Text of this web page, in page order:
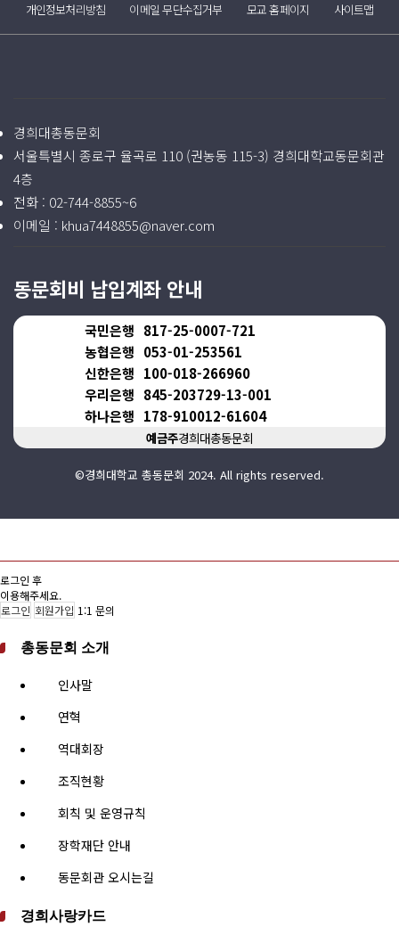
개인정보처리방침 이메일 무단수집거부 모교 홈페이지 사이트맵
경희대총동문회
서울특별시 종로구 율곡로 110 (권농동 115-3) 경희대학교동문회관
4층
전화 : 02-744-8855~6
이메일 : khua7448855@naver.com
동문회비 납입계좌 안내
국민은행 817-25-0007-721
농협은행 053-01-253561
신한은행 100-018-266960
우리은행 845-203729-13-001
하나은행 178-910012-61604
예금주경희대총동문회
©경희대학교 총동문회 2024. All rights reserved.
로그인 후
이용해주세요.
로그인 회원가입 1:1 문의
총동문회 소개
인사말
연혁
역대회장
조직현황
회칙 및 운영규칙
장학재단 안내
동문회관 오시는길
경희사랑카드